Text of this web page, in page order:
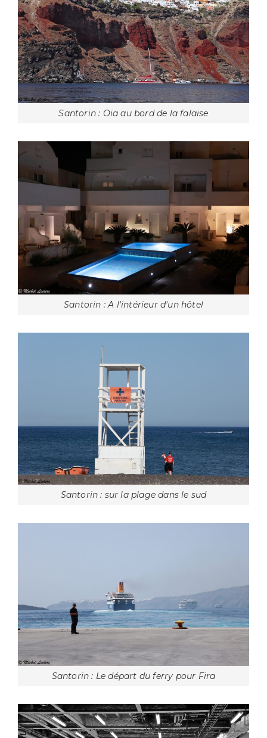
Santorin : Oia au bord de la falaise
Santorin : A l'intérieur d'un hôtel
Santorin : sur la plage dans le sud
Santorin : Le départ du ferry pour Fira